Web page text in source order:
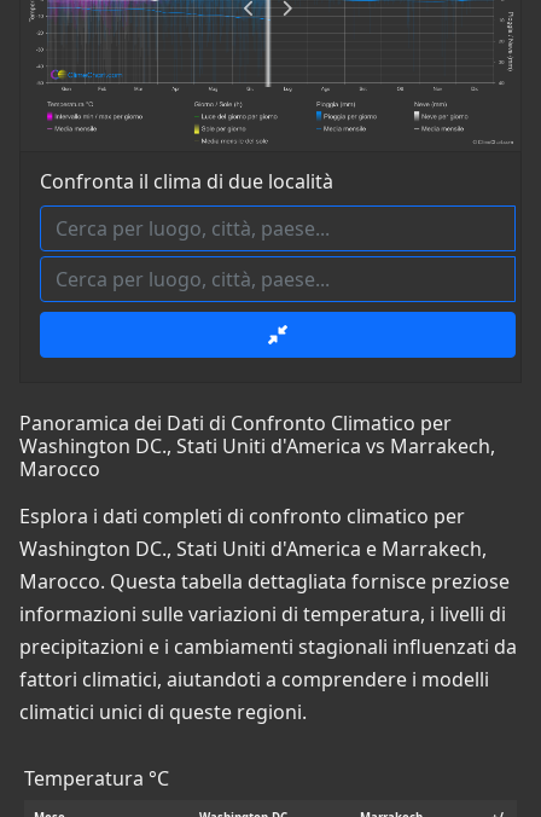
Confronta il clima di due località
Panoramica dei Dati di Confronto Climatico per
Washington DC., Stati Uniti d'America vs Marrakech,
Marocco
Esplora i dati completi di confronto climatico per
Washington DC., Stati Uniti d'America e Marrakech,
Marocco. Questa tabella dettagliata fornisce preziose
informazioni sulle variazioni di temperatura, i livelli di
precipitazioni e i cambiamenti stagionali influenzati da
fattori climatici, aiutandoti a comprendere i modelli
climatici unici di queste regioni.
Temperatura °C